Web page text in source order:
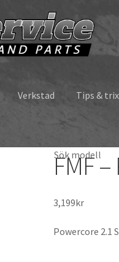
Verkstad Tips & trix
Sök modell
FMF
3,199kr
Powercore 2.1